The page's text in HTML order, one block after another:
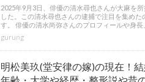
2025年9月3日、俳優の清水尋也さんが大麻を
した。この清水尋也さんの逮捕で注目を集め
す。 俳優の清水尚弥さんのプロフィールや身長
gurung
明松美玖(堂安律の嫁)の現在！